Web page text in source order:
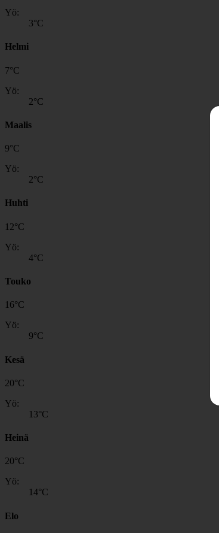
Yö:
3°C
Helmi
7°C
Yö:
2°C
Maalis
9°C
Yö:
2°C
Huhti
12°C
Yö:
4°C
Touko
16°C
Yö:
9°C
Kesä
20°C
Yö:
13°C
Heinä
20°C
Yö:
14°C
Elo